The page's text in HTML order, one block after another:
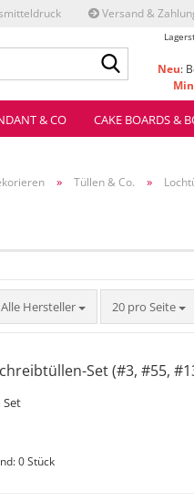
Versand &
Neu:
& CO CAKE BOARDS &
» Tüllen & Co. »
Alle Hersteller 20 pro Seite
pro Seite
Set (#3, #55,
Set
0 Stück